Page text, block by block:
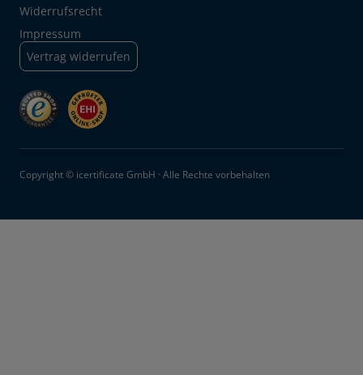
Widerrufsrecht
Impressum
Vertrag widerrufen
Copyright © icertificate GmbH · Alle Rechte vorbehalten